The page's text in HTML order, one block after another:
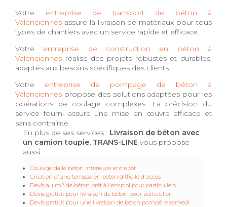
Votre entreprise de transport de béton à
Valenciennes assure la livraison de matériaux pour tous
types de chantiers avec un service rapide et efficace.
Votre entreprise de construction en béton à
Valenciennes réalise des projets robustes et durables,
adaptés aux besoins spécifiques des clients.
Votre entreprise de pompage de béton à
Valenciennes propose des solutions adaptées pour les
opérations de coulage complexes. La précision du
service fourni assure une mise en œuvre efficace et
sans contrainte.
En plus de ses services : Livraison de béton avec
un camion toupie, TRANS-LINE vous propose
aussi :
Coulage dalle béton intérieure entrepôt
Création d'une terrasse en béton difficile d'accès
Devis au m³ de béton prêt à l'emploi pour particuliers
Devis gratuit pour livraison de béton pour particulier
Devis gratuit pour une livraison de béton pompé le samedi